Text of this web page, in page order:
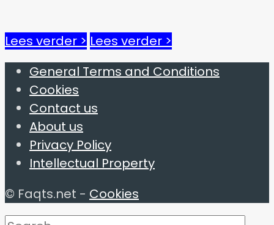
Lees verder > Lees verder >
General Terms and Conditions
Cookies
Contact us
About us
Privacy Policy
Intellectual Property
© Faqts.net - Cookies